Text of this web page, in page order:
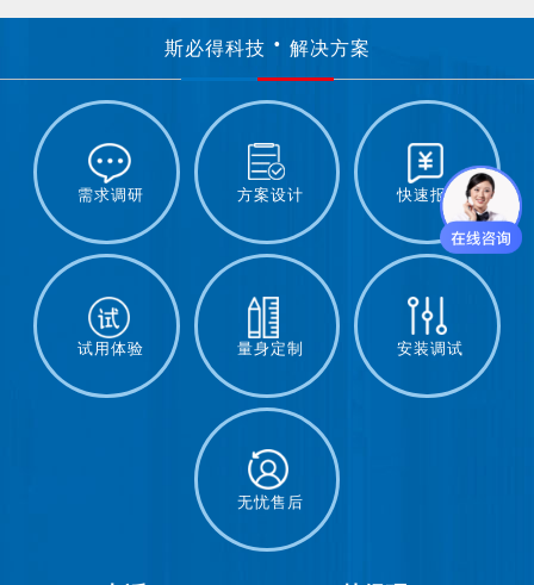
斯必得科技 解决方案
需求调研 方案设计 快速报价
试用体验 量身定制 安装调试
无忧售后